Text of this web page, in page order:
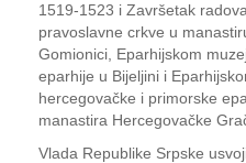
1519-1523 i Završetak
pravoslavne crkve u
Gomionici, Eparhijskom
eparhije u Bijeljini i
hercegovačke i primorske
manastira Hercegovačke
Vlada Republike Srpske